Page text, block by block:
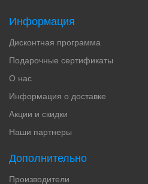
Информация
Дисконтная программа
Подарочные сертификаты
О нас
Информация о доставке
Акции и скидки
Наши партнеры
Дополнительно
Производители